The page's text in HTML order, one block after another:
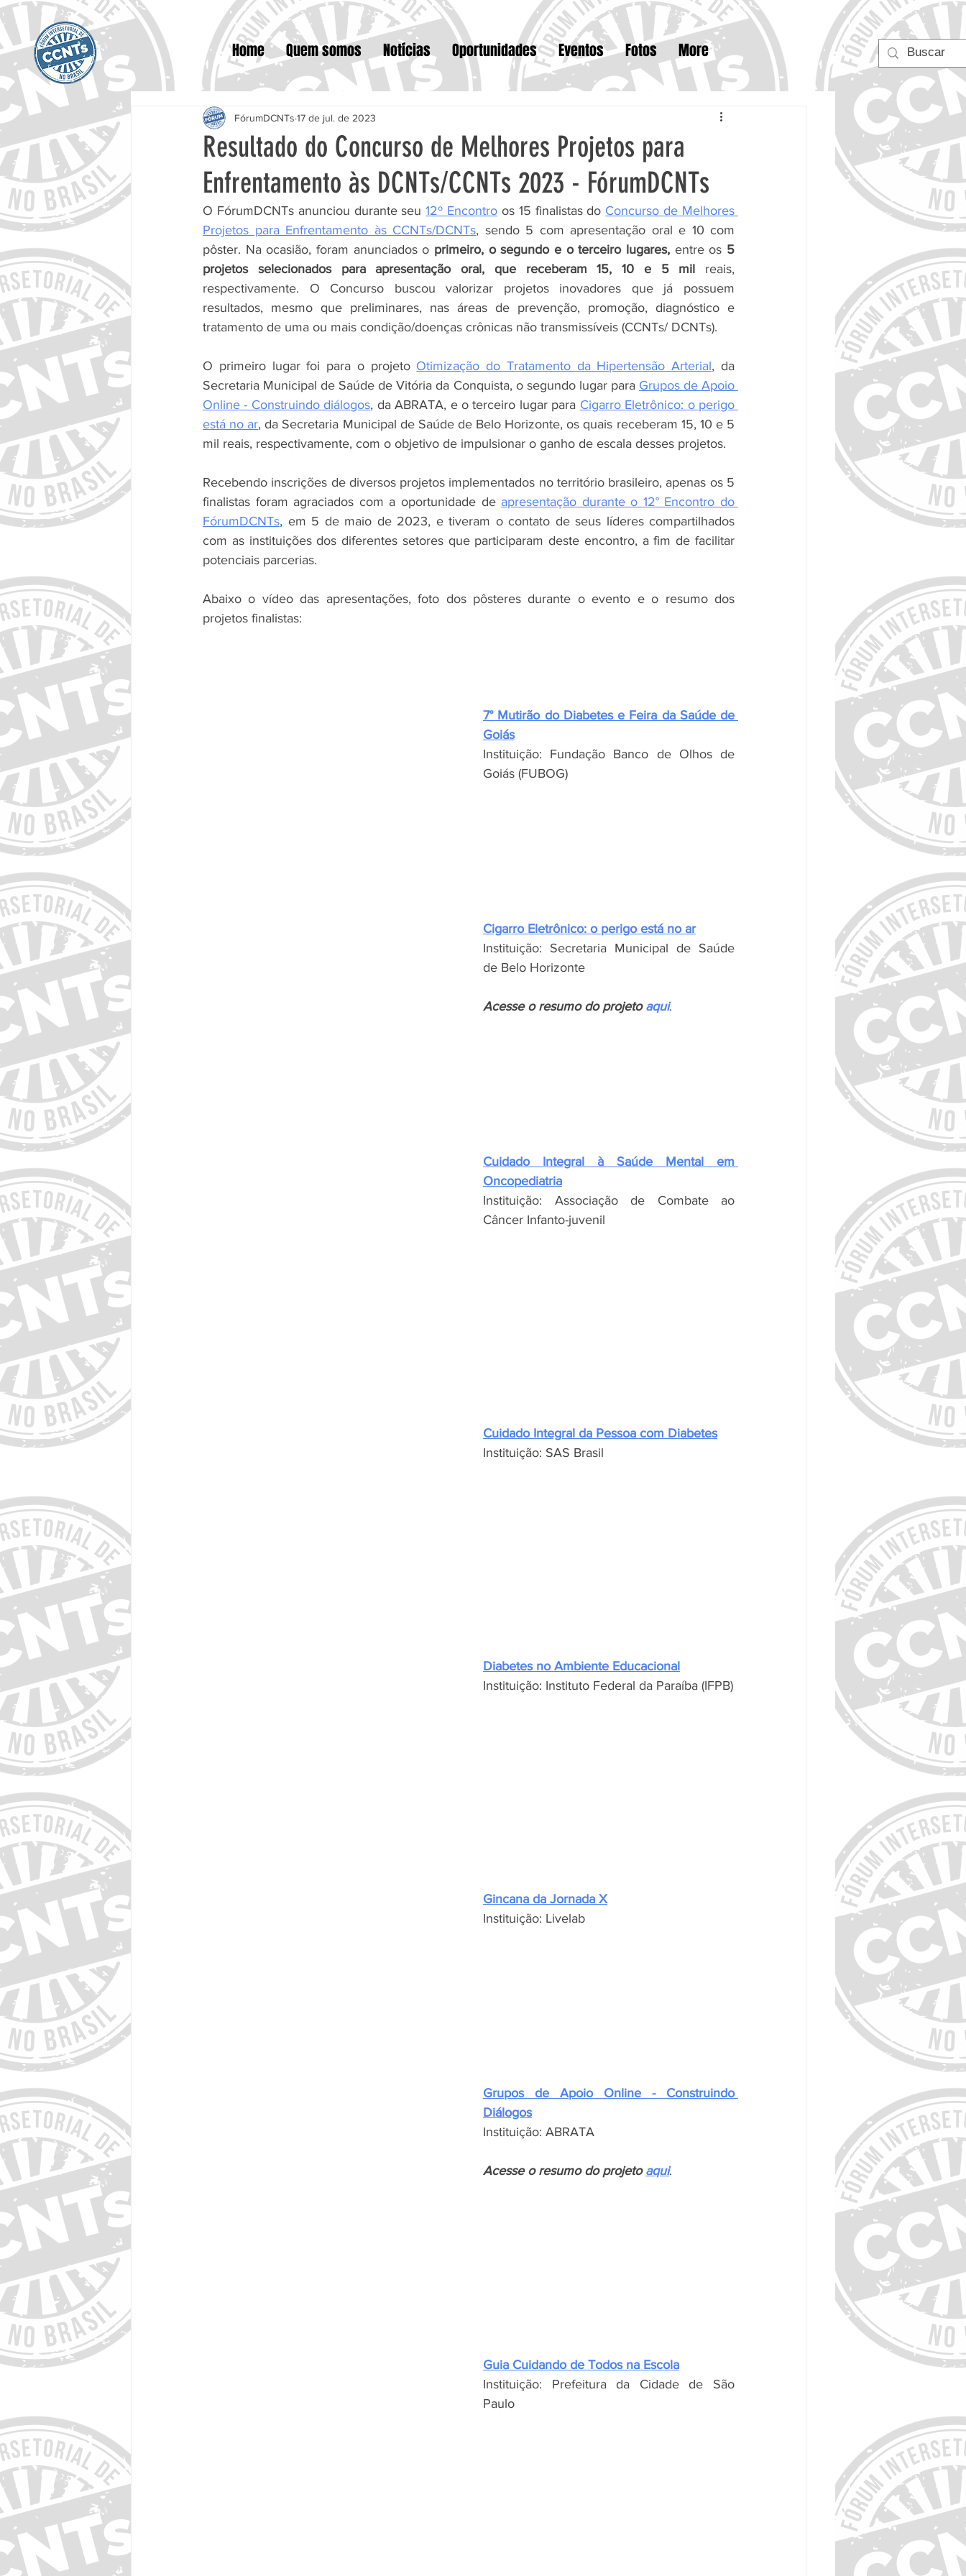
Home Quem somos Notícias Oportunidades Eventos Fotos More
Resultado do Concurso de Melhores Projetos para
Enfrentamento às DCNTs/CCNTs 2023 - FórumDCNTs
FórumDCNTs 17 de jul. de 2023
O FórumDCNTs anunciou durante seu 12º Encontro os 15 finalistas do Concurso de Melhores
Projetos para Enfrentamento às CCNTs/DCNTs, sendo 5 com apresentação oral e 10 com
pôster. Na ocasião, foram anunciados o primeiro, o segundo e o terceiro lugares, entre os 5
projetos selecionados para apresentação oral, que receberam 15, 10 e 5 mil reais,
respectivamente. O Concurso buscou valorizar projetos inovadores que já possuem
resultados, mesmo que preliminares, nas áreas de prevenção, promoção, diagnóstico e
tratamento de uma ou mais condição/doenças crônicas não transmissíveis (CCNTs/ DCNTs).
O primeiro lugar foi para o projeto Otimização do Tratamento da Hipertensão Arterial, da
Secretaria Municipal de Saúde de Vitória da Conquista, o segundo lugar para Grupos de Apoio
Online - Construindo diálogos, da ABRATA, e o terceiro lugar para Cigarro Eletrônico: o perigo
está no ar, da Secretaria Municipal de Saúde de Belo Horizonte, os quais receberam 15, 10 e 5
mil reais, respectivamente, com o objetivo de impulsionar o ganho de escala desses projetos.
Recebendo inscrições de diversos projetos implementados no território brasileiro, apenas os 5
finalistas foram agraciados com a oportunidade de apresentação durante o 12° Encontro do
FórumDCNTs, em 5 de maio de 2023, e tiveram o contato de seus líderes compartilhados
com as instituições dos diferentes setores que participaram deste encontro, a fim de facilitar
potenciais parcerias.
Abaixo o vídeo das apresentações, foto dos pôsteres durante o evento e o resumo dos
projetos finalistas:
7° Mutirão do Diabetes e Feira da Saúde de
Goiás
Instituição: Fundação Banco de Olhos de
Goiás (FUBOG)
Cigarro Eletrônico: o perigo está no ar
Instituição: Secretaria Municipal de Saúde
de Belo Horizonte
Acesse o resumo do projeto aqui.
Cuidado Integral à Saúde Mental em
Oncopediatria
Instituição: Associação de Combate ao
Câncer Infanto-juvenil
Cuidado Integral da Pessoa com Diabetes
Instituição: SAS Brasil
Diabetes no Ambiente Educacional
Instituição: Instituto Federal da Paraíba (IFPB)
Gincana da Jornada X
Instituição: Livelab
Grupos de Apoio Online - Construindo
Diálogos
Instituição: ABRATA
Acesse o resumo do projeto aqui.
Guia Cuidando de Todos na Escola
Instituição: Prefeitura da Cidade de São
Paulo